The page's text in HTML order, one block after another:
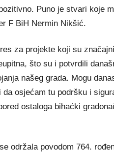
Puno je stvari koje
F BiH Nermin Nikšić.
za projekte koji su
što su i potvrdili
našeg grada. Mogu
osjećam tu podršku i
ostaloga bihaćki
održala povodom 764.